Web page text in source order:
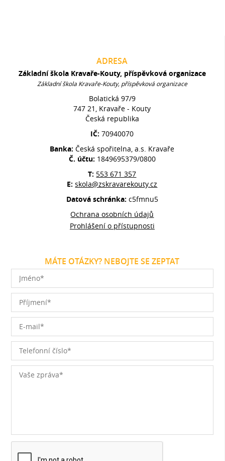
ADRESA
Základní škola Kravaře-Kouty, příspěvková organizace
Základní škola Kravaře-Kouty, příspěvková organizace
Bolatická 97/9
747 21, Kravaře - Kouty
Česká republika
IČ:70940070
Banka:Česká spořitelna, a.s. Kravaře
Č. účtu: 1849695379/0800
T: 553 671 357
E:skola@zskravarekouty.cz
Datová schránka: c5fmnu5
Ochrana osobních údajů
Prohlášení o přístupnosti
MÁTE OTÁZKY? NEBOJTE SE ZEPTAT